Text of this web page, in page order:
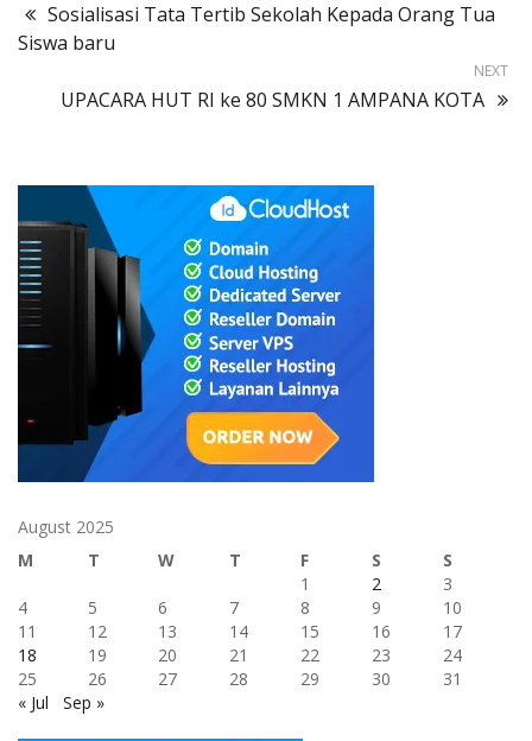
Sosialisasi Tata Tertib Sekolah Kepada Orang Tua
Siswa baru
NEXT
UPACARA HUT RI ke 80 SMKN 1 AMPANA KOTA
August 2025
M
T W T F S
S
1
2
3
4
5 6 7 8 9
10
11
12 13 14 15 16
17
18
19 20 21 22 23
24
25
26 27 28 29 30
31
« Jul
Sep »